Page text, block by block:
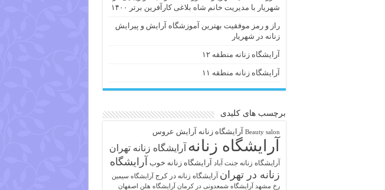
شهریار با مدیریت خانم شاه بلاغی کارآفرین برتر ۱۴۰۰
راز و رمز موفقیت بهترین آموزشگاه آرایش و پیرایش
زنانه در شهریار
آرایشگاه زنانه منطقه ۱۲
آرایشگاه زنانه منطقه ۱۱
برچسب های کلیدی
Beauty salon آرايشگاه زنانه آرایش عروس
آرایشگاه زنانه آرایشگاه زنانه تهران
آرایشگاه زنانه جنت آباد آرایشگاه زنانه خوب آرایشگاه
زنانه در تهران آرایشگاه زنانه در کرج
آرایشگاه سیمین
رخ مشهد
آرایشگاه شمعدونی در کرمان آرایشگاه هلن اصفهان